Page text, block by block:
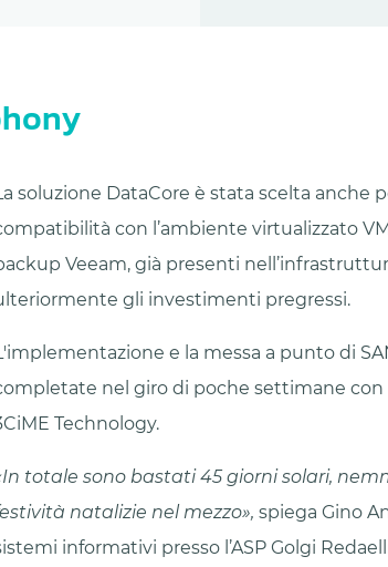
soluzione DataCore è stata scelta anche
con l’ambiente virtualizzato
Veeam, già presenti
gli investimenti pregressi.
e la messa a punto di
nel giro di poche settimane
Technology.
totale sono bastati 45 giorni solari,
natalizie nel mezzo», spiega Gino
informativi presso l’ASP Golgi